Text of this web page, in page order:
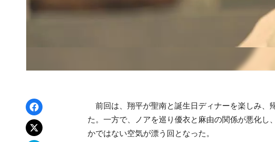
Facebookでシェア
xでポスト
前回は、翔平が聖南と誕生日ディナーを楽しみ、
た。一方で、ノアを巡り優衣と麻由の関係が悪化
かではない空気が漂う回となった。